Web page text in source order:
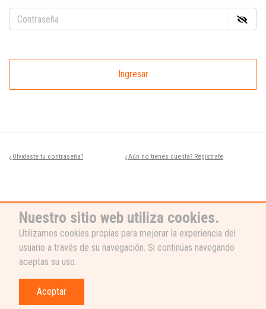
Ingresar
¿Olvidaste tu contraseña? ¿Aún no tienes cuenta? Regístrate
Nuestro sitio web utiliza cookies.
Utilizamos cookies propias para mejorar la experiencia del
usuario a través de su navegación. Si continúas navegando
aceptas su uso.
Aceptar
¿NECESITAS AYUDA?
Nuestro equipo de soporte está listo